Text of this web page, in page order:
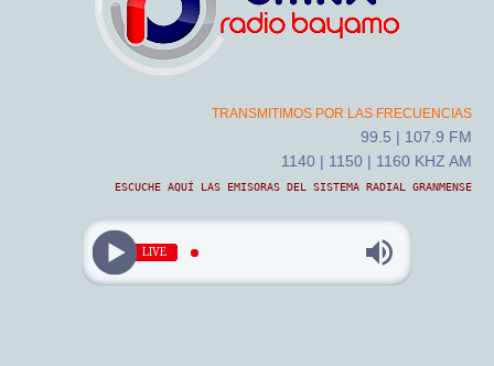
TRANSMITIMOS POR LAS FRECUENCIAS
99.5 | 107.9 FM
1140 | 1150 | 1160 KHZ AM
ESCUCHE AQUÍ LAS EMISORAS DEL SISTEMA RADIAL GRANMENSE
LIVE